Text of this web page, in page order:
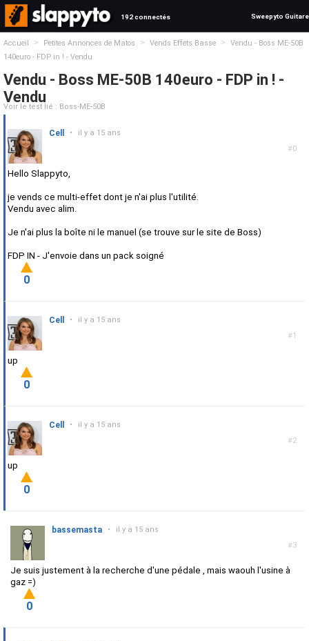
192 connectés Sweepyto Guitare
Accueil > Petites Annonces de Matos > Vends Effets Basse >
Vendu - Boss ME-50B
140euro - FDP in ! - Vendu
Vendu - Boss ME-50B 140euro - FDP in ! -
Vendu
Voir le test lié : Boss-ME-50B
#0
Cell • il y a 15 ans
Hello Slappyto,
je vends ce multi-effet dont je n'ai plus l'utilité.
Vendu avec alim.
Je n'ai plus la boîte ni le manuel (se trouve sur le site de Boss)
FDP IN - J'envoie dans un pack soigné
0
#1
Cell • il y a 15 ans
up
0
#2
Cell • il y a 15 ans
up
0
#3
bassemasta • il y a 15 ans
Je suis justement à la recherche d'une pédale , mais waouh l'usine à
gaz =)
0